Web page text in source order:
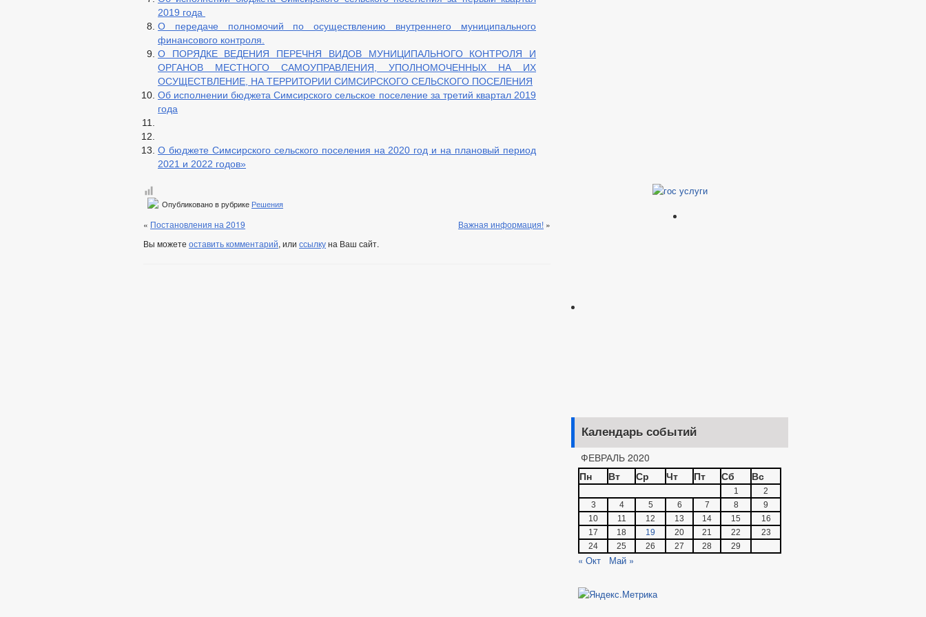
2019 года
О передаче полномочий по осуществлению внутреннего муниципального
финансового контроля.
О ПОРЯДКЕ ВЕДЕНИЯ ПЕРЕЧНЯ ВИДОВ МУНИЦИПАЛЬНОГО КОНТРОЛЯ И
ОРГАНОВ МЕСТНОГО САМОУПРАВЛЕНИЯ, УПОЛНОМОЧЕННЫХ НА ИХ
ОСУЩЕСТВЛЕНИЕ, НА ТЕРРИТОРИИ СИМСИРСКОГО СЕЛЬСКОГО ПОСЕЛЕНИЯ
Об исполнении бюджета Симсирского сельское поселение за третий квартал 2019
года
О бюджете Симсирского сельского поселения на 2020 год и на плановый период
2021 и 2022 годов»
Опубликовано в рубрике Решения
« Постановления на 2019 Важная информация! »
Вы можете оставить комментарий, или ссылкуна Ваш сайт.
Календарь событий
ФЕВРАЛЬ 2020
Пн
Вт Ср Чт Пт Сб Вс
1
2
3
4 5 6 7 8
9
10
11 12 13 14 15
16
17
18 19 20 21 22
23
24
25 26 27 28 29
« Окт Май »